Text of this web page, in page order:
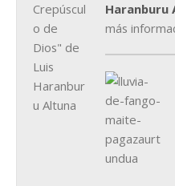
Haranburu
más